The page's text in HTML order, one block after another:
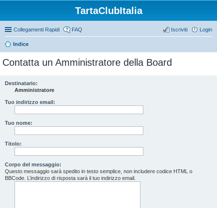
TartaClubItalia
Collegamenti Rapidi FAQ Login
Iscriviti
Indice
Contatta un Amministratore della Board
Destinatario:
Amministratore
Tuo indirizzo email:
Tuo nome:
Titolo:
Corpo del messaggio:
Questo messaggio sarà spedito in testo semplice, non includere codice HTML o
BBCode. L’indirizzo di risposta sarà il tuo indirizzo email.